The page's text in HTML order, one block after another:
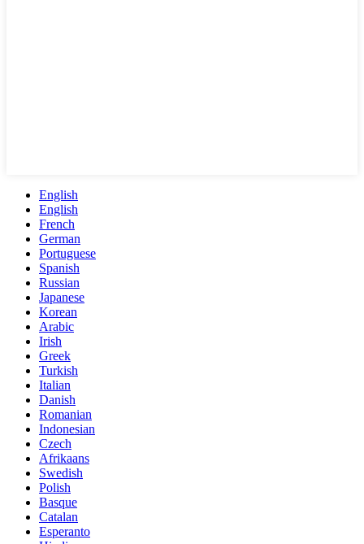
English
English
French
German
Portuguese
Spanish
Russian
Japanese
Korean
Arabic
Irish
Greek
Turkish
Italian
Danish
Romanian
Indonesian
Czech
Afrikaans
Swedish
Polish
Basque
Catalan
Esperanto